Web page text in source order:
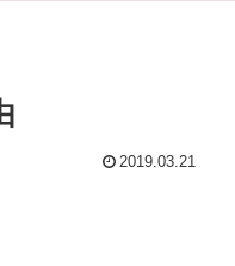
2019.03.21